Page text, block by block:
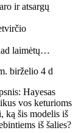
ir atsargų
laimėtų…
birželio 4 d
Hayesas
vos keturioms
ką šis modelis iš
iš šalies?